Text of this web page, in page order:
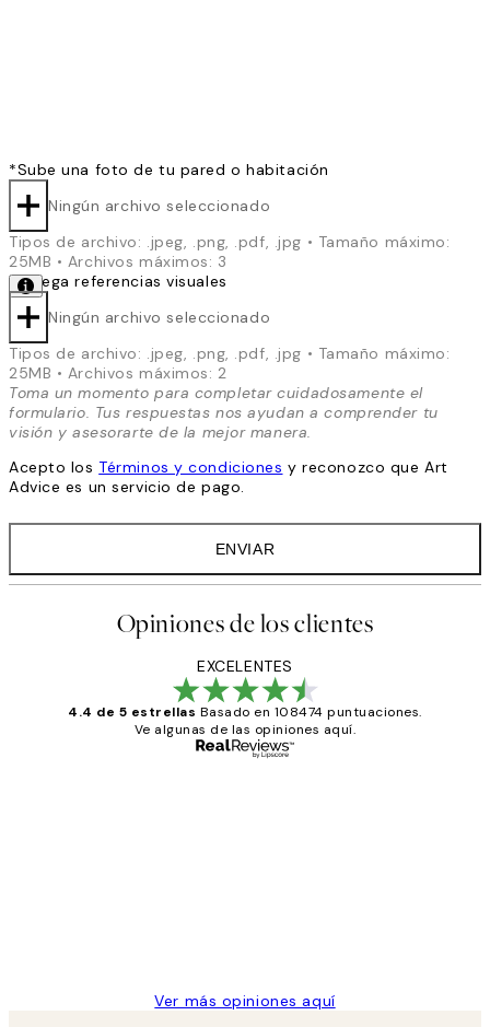
*Sube una foto de tu pared o habitación
Ningún archivo seleccionado
Tipos de archivo: .jpeg, .png, .pdf, .jpg • Tamaño máximo:
25MB • Archivos máximos: 3
*Agrega referencias visuales
Ningún archivo seleccionado
Tipos de archivo: .jpeg, .png, .pdf, .jpg • Tamaño máximo:
25MB • Archivos máximos: 2
Toma un momento para completar cuidadosamente el
formulario. Tus respuestas nos ayudan a comprender tu
visión y asesorarte de la mejor manera.
Acepto losTérminos y condiciones y reconozco que Art
Advice es un servicio de pago.
ENVIAR
Opiniones de los clientes
EXCELENTES
4.4 de 5 estrellas Basado en 108474 puntuaciones.
Ve algunas de las opiniones aquí.
Ver más opiniones aquí